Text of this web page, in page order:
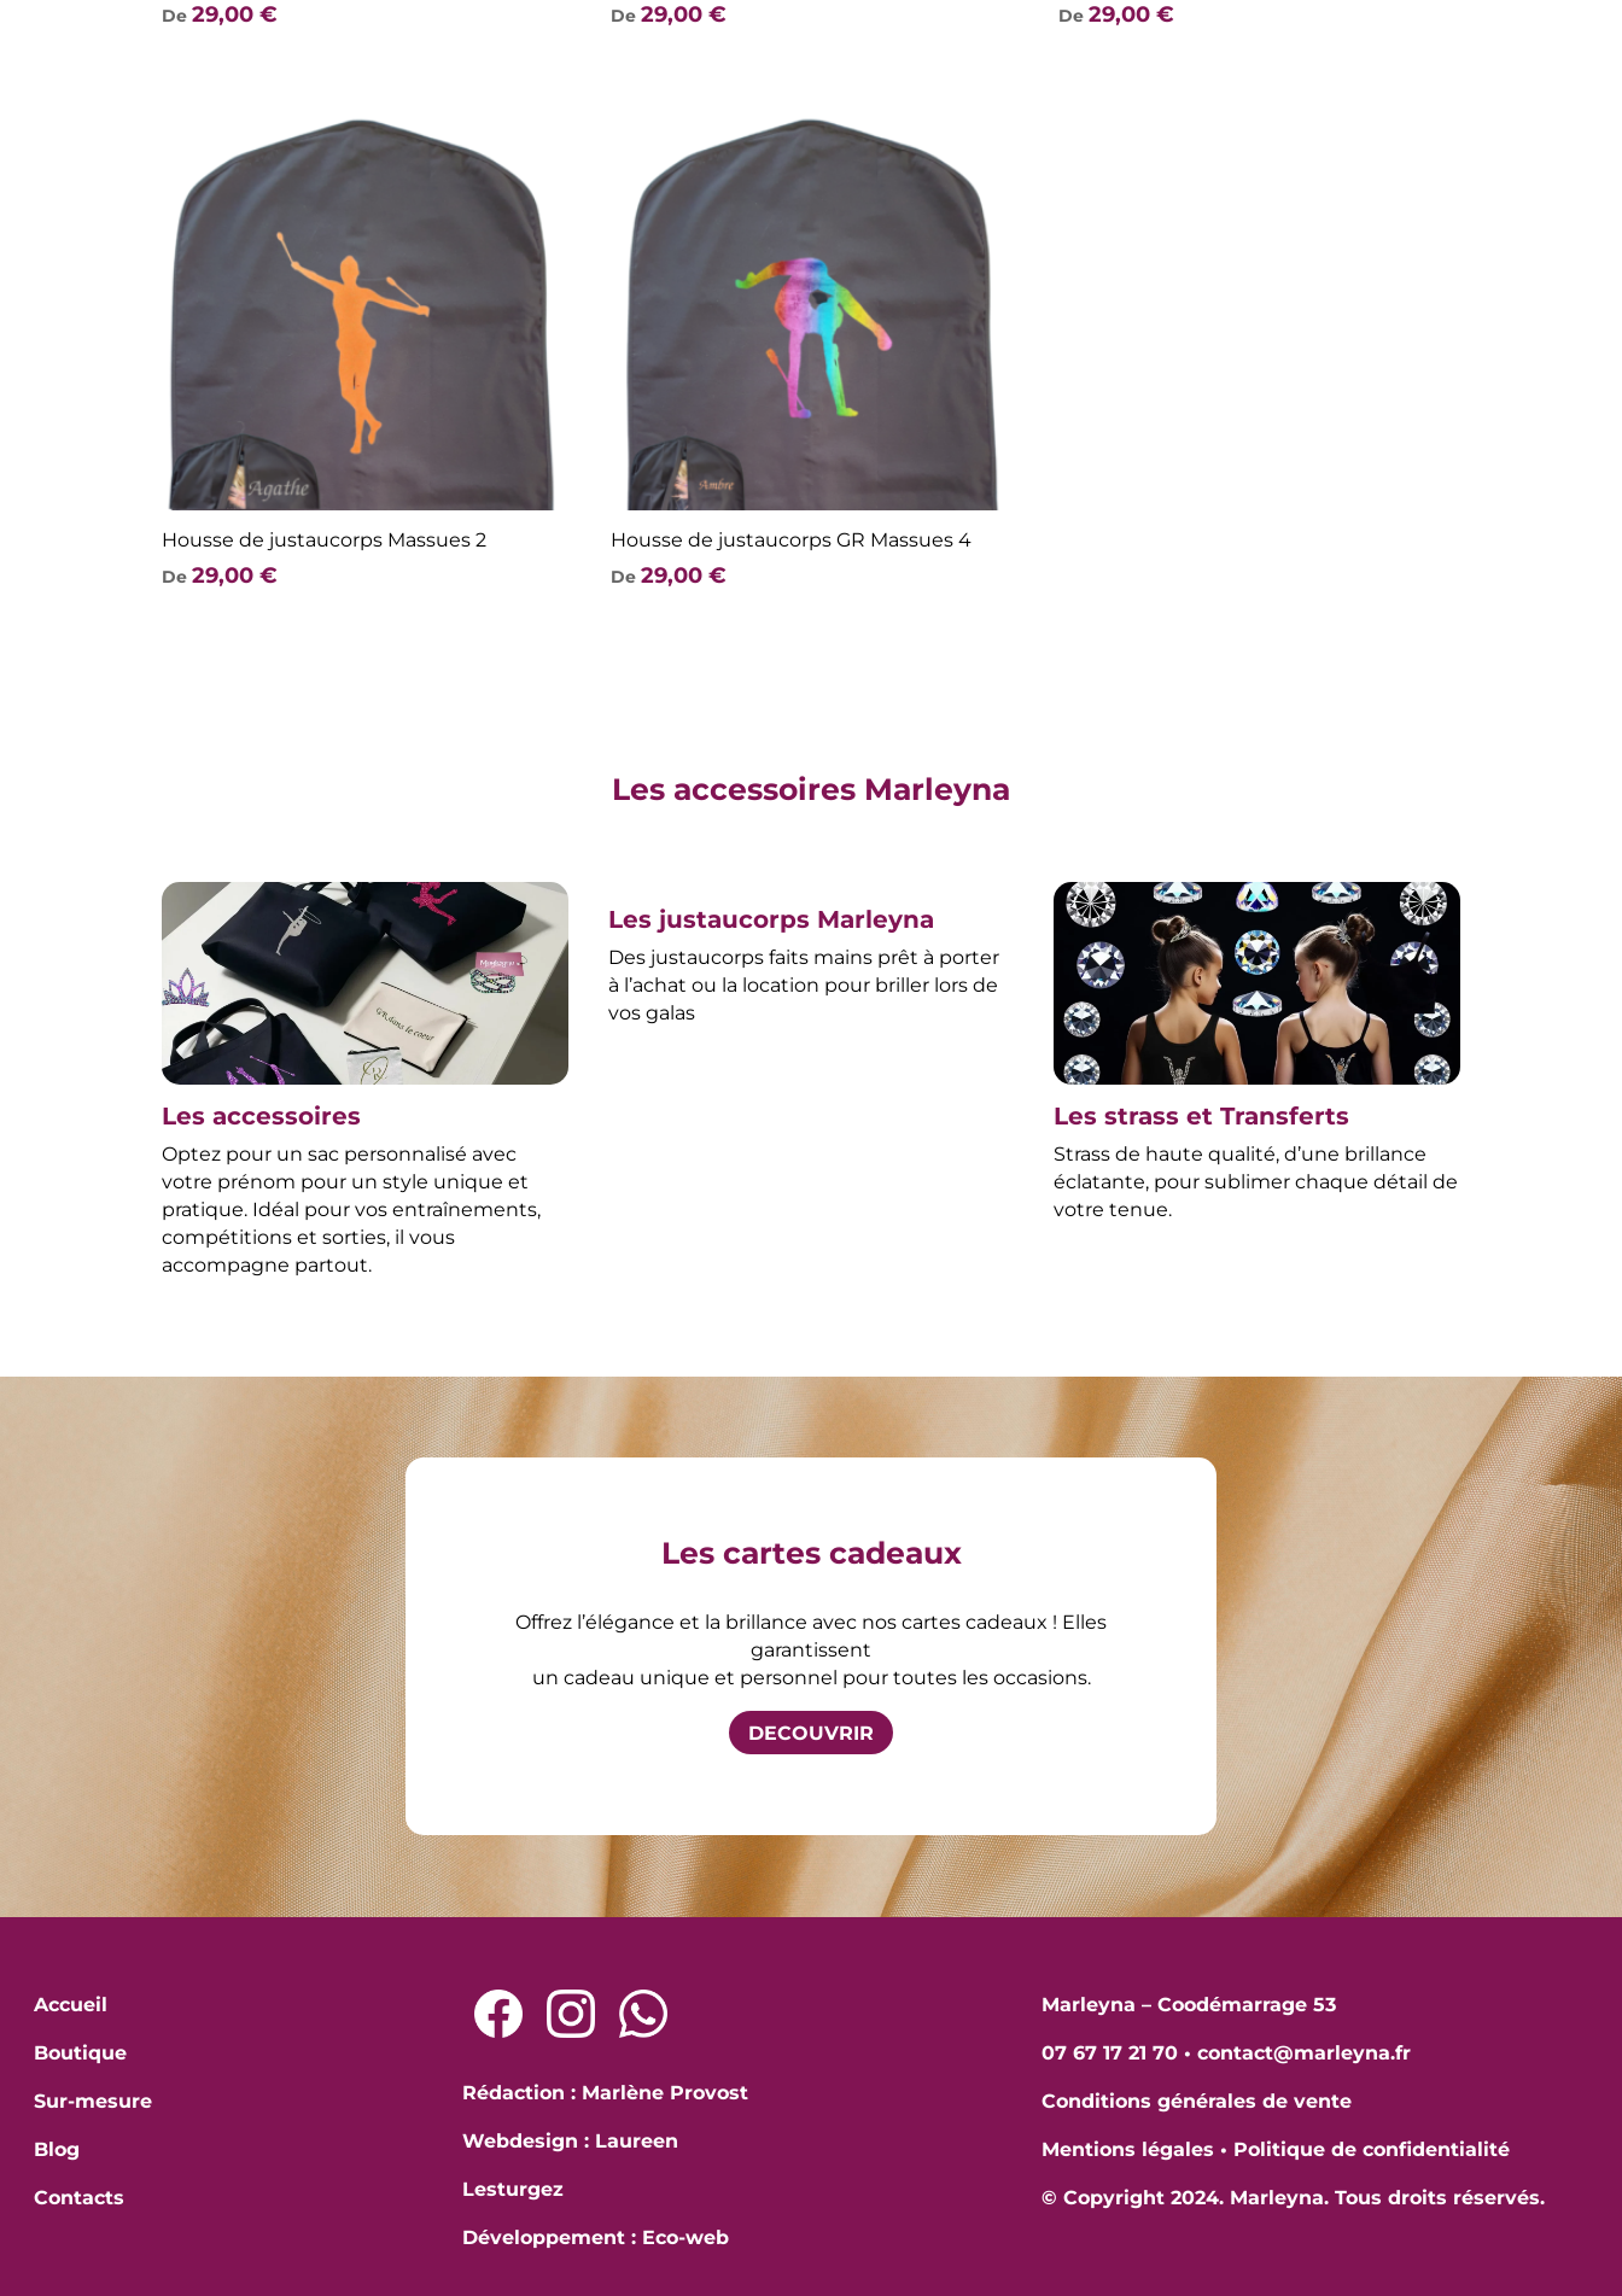
De29,00€ De 29,00 € De29,00€
Housse de justaucorps Massues 2
De29,00€
Housse de justaucorps GR Massues 4
De 29,00 €
Les accessoires Marleyna
Les accessoires
Optez pour un sac personnalisé avec
votre prénom pour un style unique et
pratique. Idéal pour vos entraînements,
compétitions et sorties, il vous
accompagne partout.
Les justaucorps Marleyna
Des justaucorps faits mains prêt à porter
à l’achat ou la location pour briller lors de
vos galas
Les strass et Transferts
Strass de haute qualité, d’une brillance
éclatante, pour sublimer chaque détail de
votre tenue.
Les cartes cadeaux
Offrez l’élégance et la brillance avec nos cartes cadeaux ! Elles
garantissent
un cadeau unique et personnel pour toutes les occasions.
DECOUVRIR
Accueil
Boutique
Sur-mesure
Blog
Contacts
Rédaction : Marlène Provost
Webdesign : Laureen
Lesturgez
Développement : Eco-web
Marleyna – Coodémarrage 53
07 67 17 21 70 •contact@marleyna.fr
Conditions générales de vente
Mentions légales • Politique de confidentialité
© Copyright 2024. Marleyna. Tous droits réservés.